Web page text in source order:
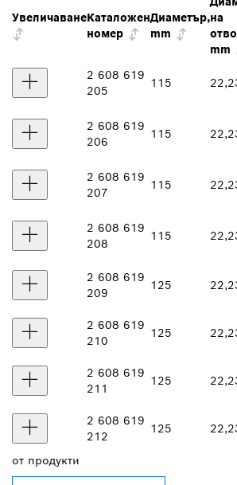
УвеличаванеКаталожен
номер
Диаметър,
mm
на
mm
2 608 619
205
115
2 608 619
206
115
2 608 619
207
115
2 608 619
208
115
2 608 619
209
125
2 608 619
210
125
2 608 619
211
125
2 608 619
212
125
от продукти